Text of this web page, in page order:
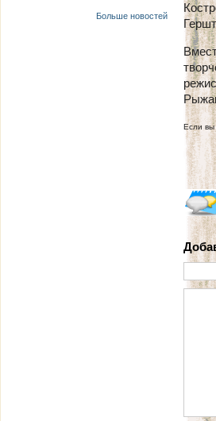
Больше новостей
Если вы